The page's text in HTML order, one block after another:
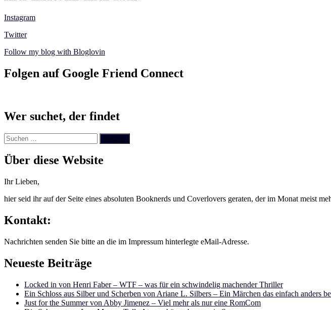
Instagram
Twitter
Follow my blog with Bloglovin
Folgen auf Google Friend Connect
Wer suchet, der findet
Suchen
nach:
Über diese Website
Ihr Lieben,
hier seid ihr auf der Seite eines absoluten Booknerds und Coverlovers geraten, der im Monat meist
Kontakt:
Nachrichten senden Sie bitte an die im Impressum hinterlegte eMail-Adresse.
Neueste Beiträge
Locked in von Henri Faber – WTF – was für ein schwindelig machender Thriller
Ein Schloss aus Silber und Scherben von Ariane L. Silbers – Ein Märchen das einfach anders
Just for the Summer von Abby Jimenez – Viel mehr als nur eine RomCom